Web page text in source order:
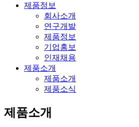
제품정보
회사소개
연구개발
제품정보
기업홍보
인재채용
제품소개
제품소개
제품소식
제품소개